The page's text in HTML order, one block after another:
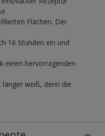
Flächen. Der
16 Stunden ein und
einen hervorragenden
weiß, denn die